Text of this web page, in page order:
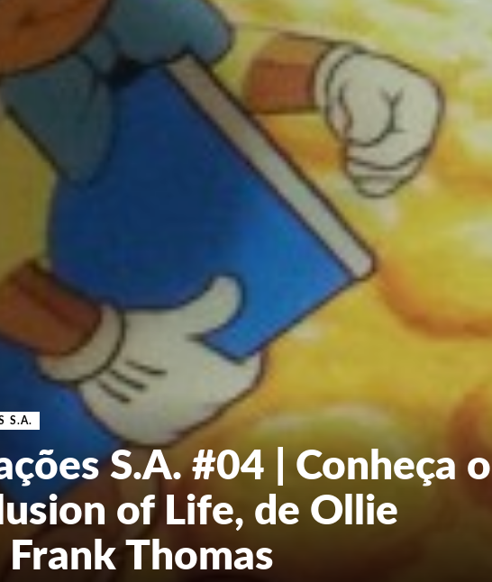
S.A.
S.A. #04 | Conheça o
of Life, de Ollie
Thomas